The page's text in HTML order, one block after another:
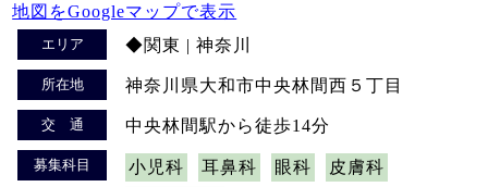
地図をGoogleマップで表示
エリア ◆関東 | 神奈川
所在地 神奈川県大和市中央林間西５丁目
交 通 中央林間駅から徒歩14分
募集科目 小児科 耳鼻科 眼科
皮膚科